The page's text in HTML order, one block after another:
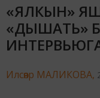
«ЯЛКЫН»
«ДЫШАТЬ»
Илсөяр МАЛИКОВА,